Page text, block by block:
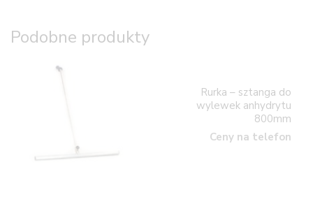
Podobne produkty
Rurka – sztanga do
wylewek anhydrytu
800mm
Ceny na telefon